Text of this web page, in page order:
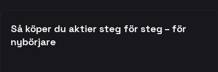
Så köper du aktier steg för steg – för
nybörjare